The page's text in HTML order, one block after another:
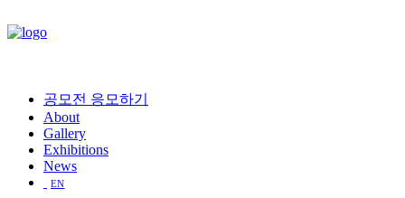
공모전 응모하기
About
Gallery
Exhibitions
News
EN